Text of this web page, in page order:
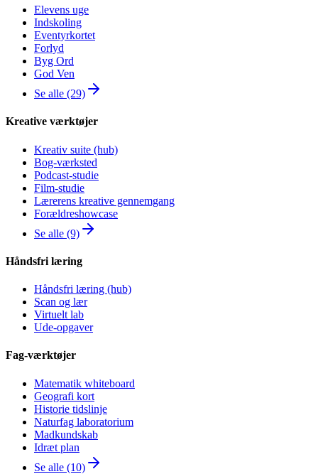
Elevens uge
Indskoling
Eventyrkortet
Forlyd
Byg Ord
God Ven
Se alle (29)
Kreative værktøjer
Kreativ suite (hub)
Bog-værksted
Podcast-studie
Film-studie
Lærerens kreative gennemgang
Forældreshowcase
Se alle (9)
Håndsfri læring
Håndsfri læring (hub)
Scan og lær
Virtuelt lab
Ude-opgaver
Fag-værktøjer
Matematik whiteboard
Geografi kort
Historie tidslinje
Naturfag laboratorium
Madkundskab
Idræt plan
Se alle (10)